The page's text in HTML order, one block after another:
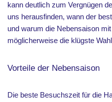
kann deutlich zum Vergnügen
uns herausfinden, wann der
und warum die Nebensaison
möglicherweise die klügste
Vorteile der Nebensaison
Die beste Besuchszeit für die